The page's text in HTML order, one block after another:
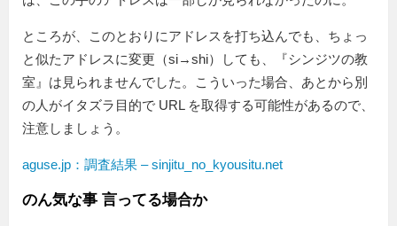
ところが、このとおりにアドレスを打ち込んでも、ちょっ
と似たアドレスに変更（si→shi）しても、『シンジツの教
室』は見られませんでした。こういった場合、あとから別
の人がイタズラ目的で URL を取得する可能性があるので、
注意しましょう。
aguse.jp：調査結果 – sinjitu_no_kyousitu.net
のん気な事 言ってる場合か